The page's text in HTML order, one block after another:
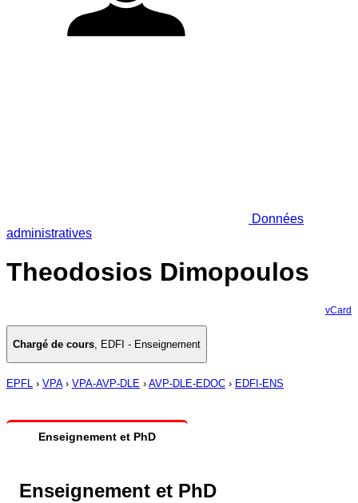
Données
administratives
Theodosios Dimopoulos
vCard
Chargé de cours, EDFI - Enseignement
EPFL › VPA› VPA-AVP-DLE › AVP-DLE-EDOC › EDFI-ENS
Enseignement et PhD
Enseignement et PhD